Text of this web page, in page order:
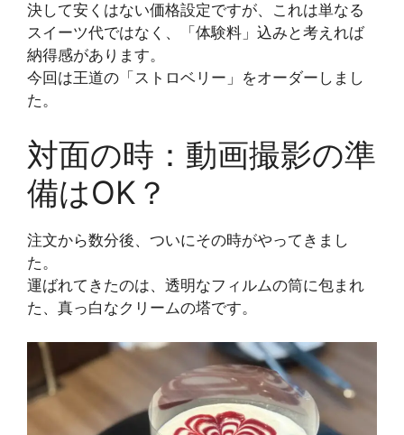
決して安くはない価格設定ですが、これは単なる
スイーツ代ではなく、「体験料」込みと考えれば
納得感があります。
今回は王道の「ストロベリー」をオーダーしまし
た。
対面の時：動画撮影の準
備はOK？
注文から数分後、ついにその時がやってきまし
た。
運ばれてきたのは、透明なフィルムの筒に包まれ
た、真っ白なクリームの塔です。